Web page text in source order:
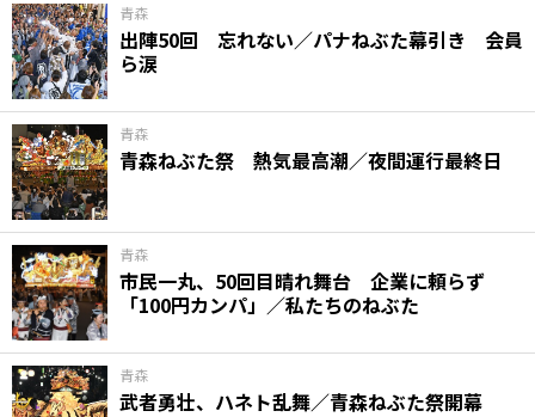
青森
出陣50回 忘れない／パナねぶた幕引き 会員
ら涙
青森
青森ねぶた祭 熱気最高潮／夜間運行最終日
青森
市民一丸、50回目晴れ舞台 企業に頼らず
「100円カンパ」／私たちのねぶた
青森
武者勇壮、ハネト乱舞／青森ねぶた祭開幕